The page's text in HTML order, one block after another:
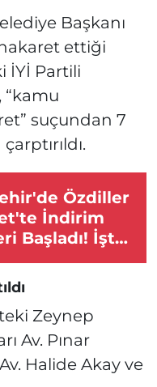
Başkanı
ettiği
İYİ Partili
suçundan 7
Özdiller
İndirim
Başladı! İşte
Zeynep
Av. Pınar
Halide Akay ve